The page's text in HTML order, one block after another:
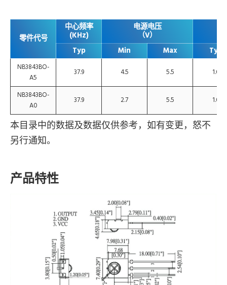
零件代号
中心频率
(KHz)
电源电压
（V）
Typ Min Max Typ
NB3843BO-
A5
37.9 4.5 5.5 1.0
NB3843BO-
A0
37.9 2.7 5.5 1.0
本目录中的数据及数据仅供参考，如有变更，怒不
另行通知。
产品特性